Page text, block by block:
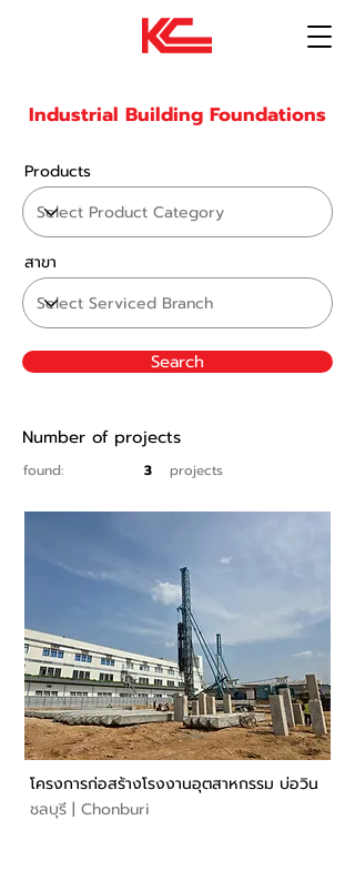
Industrial Building Foundations
Products
สาขา
Search
Number of projects
found: 3 projects
โครงการก่อสร้างโรงงานอุตสาหกรรม บ่อวิน
ชลบุรี | Chonburi